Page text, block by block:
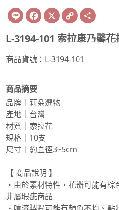
Line Facebook
X Copy
Link
L-3194-101 索拉康乃馨
商品貨號：L-3194-101
商品摘要
品牌｜莉朵選物
產地｜台灣
材質｜索拉花
規格｜10支
尺寸｜約直徑3~5cm
【 商品說明 】
・由於素材特性，花瓣可能有
非屬瑕疵商品